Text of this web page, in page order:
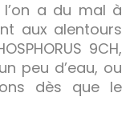
a du mal à
aux alentours
9CH,
peu d’eau, ou
dès que le